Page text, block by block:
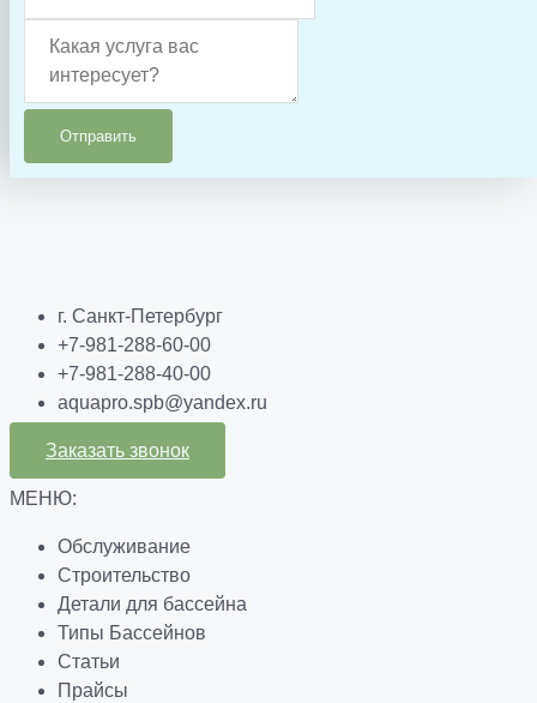
Отправить
г. Санкт-Петербург
+7-981-288-60-00
+7-981-288-40-00
aquapro.spb@yandex.ru
Заказать звонок
МЕНЮ:
Обслуживание
Строительство
Детали для бассейна
Типы Бассейнов
Статьи
Прайсы